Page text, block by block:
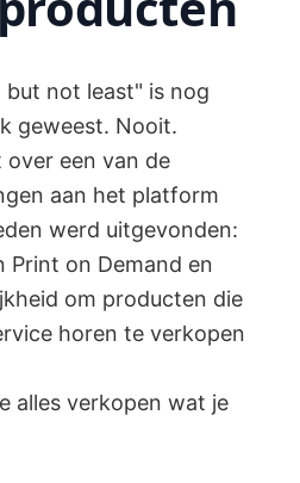
not least" is nog
geweest. Nooit.
over een van de
aan het platform
werd uitgevonden:
Print on Demand en
om producten die
horen te verkopen
alles verkopen wat je